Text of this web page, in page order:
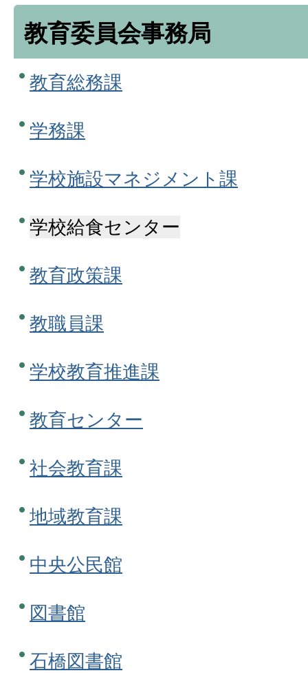
教育委員会事務局
教育総務課
学務課
学校施設マネジメント課
学校給食センター
教育政策課
教職員課
学校教育推進課
教育センター
社会教育課
地域教育課
中央公民館
図書館
石橋図書館